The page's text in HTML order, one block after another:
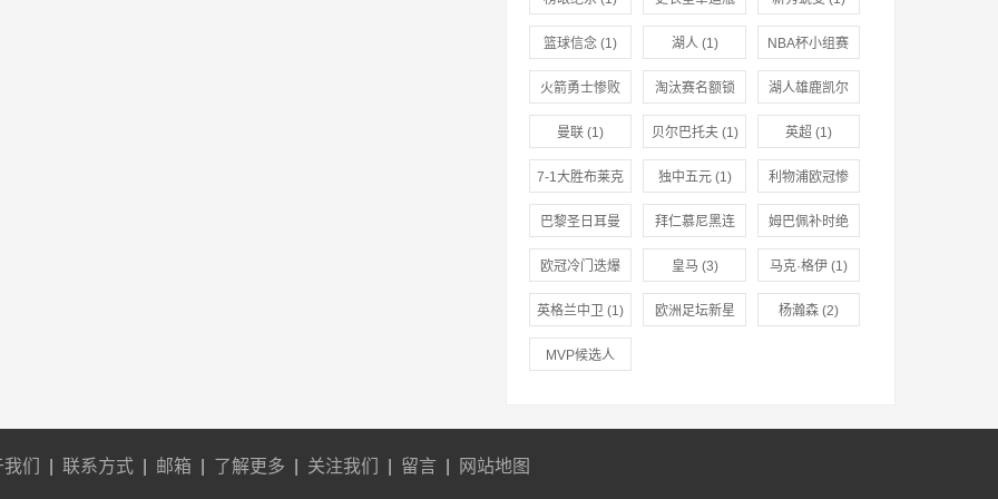
(1)
篮球信念 (1) 湖人(1) NBA杯小组赛
(1)
火箭勇士惨败
(1)
淘汰赛名额锁
(1)
湖人雄鹿凯尔
特人晋级
曼联 (1) 贝尔巴托夫(1) 英超 (1)
7-1大胜布莱克 独中五元(1) 利物浦欧冠惨
败 (1)
巴黎圣日耳曼
惊天逆转 (1)
拜仁慕尼黑连
胜终结
姆巴佩补时绝
杀(1)
欧冠冷门迭爆
(1)
皇马 (3) 马克·格伊(1)
英格兰中卫 (1) 欧洲足坛新星 杨瀚森(2)
MVP候选人
们 联系方式 邮箱 了解更多 关注我们 留言 网站地图